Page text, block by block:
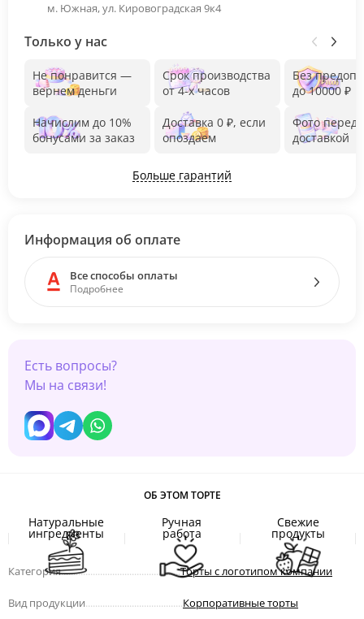
м. Южная, ул. Кировоградская 9к4
Только у нас
Не понравится —
вернем деньги
Начислим до 10%
бонусами за заказ
Срок производства
от 4-х часов
Доставка 0 ₽, если
опоздаем
Без
до 10000 ₽
Фото перед
доставкой
Больше гарантий
Информация об оплате
Все способы оплаты
Подробнее
Есть вопросы?
Мы на связи!
ОБ ЭТОМ ТОРТЕ
Натуральные
ингредиенты
Ручная
работа
Свежие
продукты
Категория.................................................Торты с логотипом компании
Вид продукции Корпоративные торты